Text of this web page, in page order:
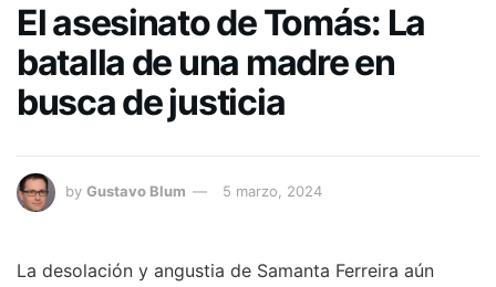
El asesinato de Tomás: La
batalla de una madre en
busca de justicia
by Gustavo Blum 5 marzo, 2024
La desolación y angustia de Samanta Ferreira aún